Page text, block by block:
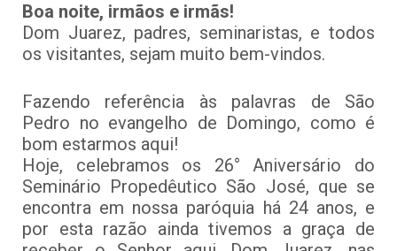
Boa noite, irmãos e irmãs!
Dom Juarez, padres, seminaristas, e todos
os visitantes, sejam muito bem-vindos.
Fazendo referência às palavras de São
Pedro no evangelho de Domingo, como é
bom estarmos aqui!
Hoje, celebramos os 26° Aniversário do
Seminário Propedêutico São José, que se
encontra em nossa paróquia há 24 anos, e
por esta razão ainda tivemos a graça de